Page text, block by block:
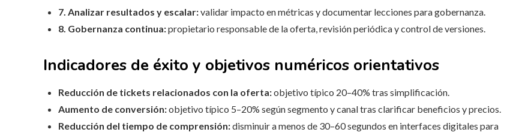
7. Analizar resultados y escalar:validar impacto en métricas y documentar lecciones para gobernanza.
8. Gobernanza continua:propietario responsable de la oferta, revisión periódica y control de versiones.
Indicadores de éxito y objetivos numéricos orientativos
Reducción de tickets relacionados con la oferta:objetivo típico 20–40% tras simplificación.
Aumento de conversión:objetivo típico 5–20% según segmento y canal tras clarificar beneficios y precios.
Reducción del tiempo de comprensión:disminuir a menos de 30–60 segundos en interfaces digitales para